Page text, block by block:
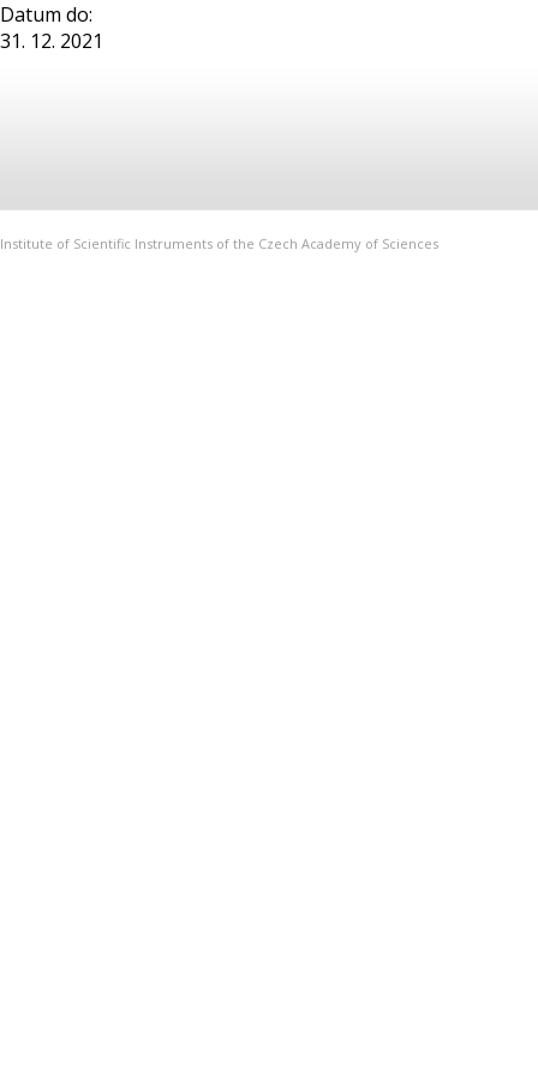
Datum do:
31. 12. 2021
Institute of Scientific Instruments of the Czech Academy of Sciences